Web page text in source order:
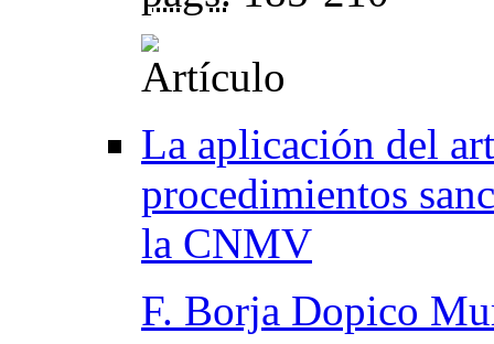
La aplicación del
procedimientos
la CNMV
F. Borja Dopico